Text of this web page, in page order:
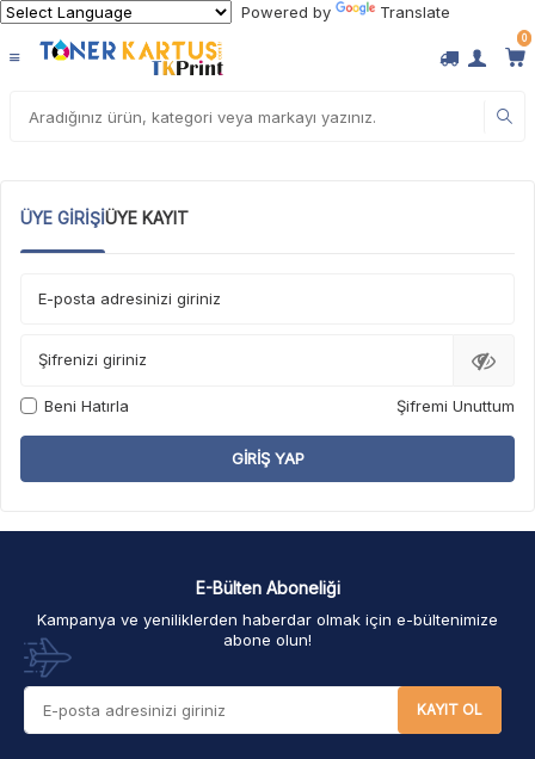
Powered by Translate
0
ÜYE GIRIŞIÜYE KAYIT
E-posta adresinizi giriniz
Şifrenizi giriniz
Beni Hatırla Şifremi Unuttum
GIRIŞ YAP
E-Bülten Aboneliği
Kampanya ve yeniliklerden haberdar olmak için e-bültenimize
abone olun!
KAYIT OL